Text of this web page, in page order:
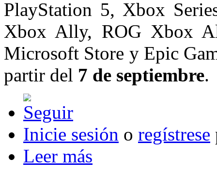
PlayStation 5, Xbox
Xbox Ally, ROG Xbox
Microsoft Store y Epic
partir del 7 de septiembre.
Inicie sesión o regístrese
Leer más